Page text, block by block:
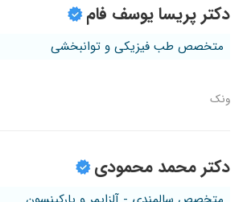
دکتر پریسا یوسف فام
متخصص طب فیزیکی و توانبخشی
ونک
دکتر محمد محمودی